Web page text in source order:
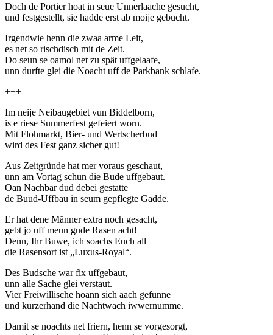
Doch de Portier hoat in seue Unnerlaache gesucht,
und festgestellt, sie hadde erst ab moije gebucht.
Irgendwie henn die zwaa arme Leit,
es net so rischdisch mit de Zeit.
Do seun se oamol net zu spät uffgelaafe,
unn durfte glei die Noacht uff de Parkbank schlafe.
+++
Im neije Neibaugebiet vun Biddelborn,
is e riese Summerfest gefeiert worn.
Mit Flohmarkt, Bier- und Wertscherbud
wird des Fest ganz sicher gut!
Aus Zeitgründe hat mer voraus geschaut,
unn am Vortag schun die Bude uffgebaut.
Oan Nachbar dud debei gestatte
de Buud-Uffbau in seum gepflegte Gadde.
Er hat dene Männer extra noch gesacht,
gebt jo uff meun gude Rasen acht!
Denn, Ihr Buwe, ich soachs Euch all
die Rasensort ist „Luxus-Royal“.
Des Budsche war fix uffgebaut,
unn alle Sache glei verstaut.
Vier Freiwillische hoann sich aach gefunne
und kurzerhand die Nachtwach iwwernumme.
Damit se noachts net friern, henn se vorgesorgt,